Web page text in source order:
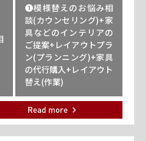
❶模様替えのお悩み相
談(カウンセリング)+家
具などのインテリアの
ご提案+レイアウトプラ
ン(プランニング)+家具
の代行購入+レイアウト
替え(作業)